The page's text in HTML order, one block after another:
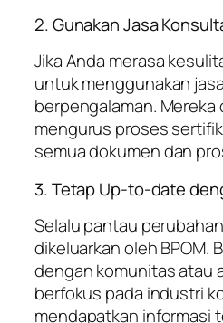
2. Gunakan Jasa
Jika Anda merasa
untuk menggunakan
berpengalaman.
mengurus proses
semua dokumen dan
3. Tetap Up-to-date
Selalu pantau
dikeluarkan oleh BPOM.
dengan komunitas atau
berfokus pada industri
mendapatkan informasi